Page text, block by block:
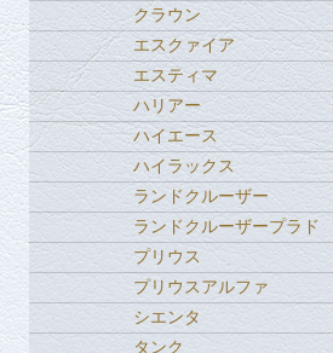
クラウン
エスクァイア
エスティマ
ハリアー
ハイエース
ハイラックス
ランドクルーザー
ランドクルーザープラド
プリウス
プリウスアルファ
シエンタ
タンク